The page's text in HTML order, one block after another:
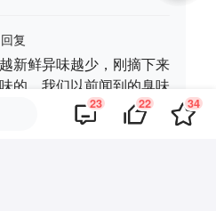
回复
新鲜异味越少，刚摘下来
的，我们以前闻到的臭味
白质的味道，现在运输与
，榴莲的腐败周期变短，
23 22 34